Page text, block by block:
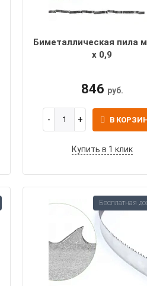
Биметаллическая пила
х 0,9
846 руб.
В
Купить в 1 клик
Бесплатная